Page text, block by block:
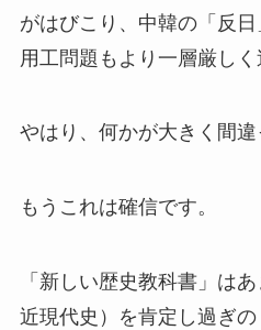
がはびこり、中韓の「反
用工問題もより一層厳しく
やはり、何かが大きく間違
もうこれは確信です。
「新しい歴史教科書」は
近現代史）を肯定し過ぎ